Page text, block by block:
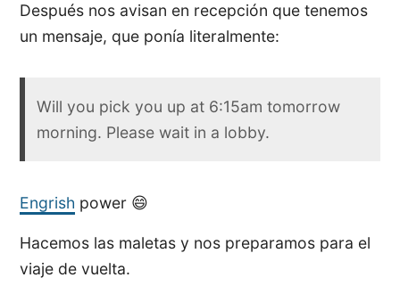
Después nos avisan en recepción que tenemos
un mensaje, que ponía literalmente:
Will you pick you up at 6:15am tomorrow
morning. Please wait in a lobby.
Engrish power 😄
Hacemos las maletas y nos preparamos para el
viaje de vuelta.